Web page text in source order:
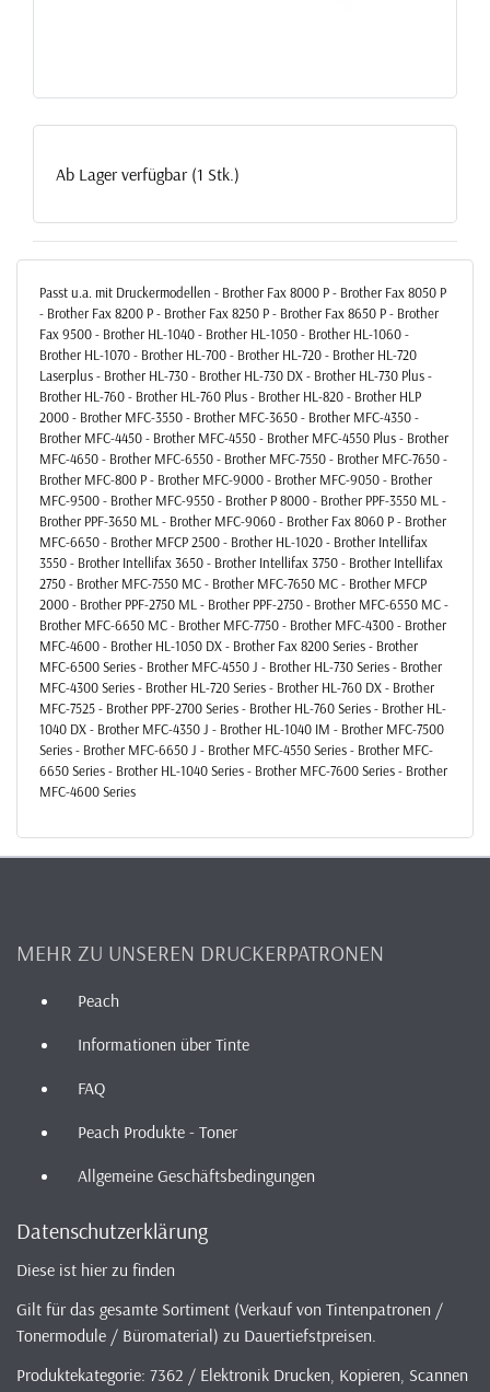
Ab Lager verfügbar (1 Stk.)
Passt u.a. mit Druckermodellen - Brother Fax 8000 P - Brother Fax 8050 P
- Brother Fax 8200 P - Brother Fax 8250 P - Brother Fax 8650 P - Brother
Fax 9500 - Brother HL-1040 - Brother HL-1050 - Brother HL-1060 -
Brother HL-1070 - Brother HL-700 - Brother HL-720 - Brother HL-720
Laserplus - Brother HL-730 - Brother HL-730 DX - Brother HL-730 Plus -
Brother HL-760 - Brother HL-760 Plus - Brother HL-820 - Brother HLP
2000 - Brother MFC-3550 - Brother MFC-3650 - Brother MFC-4350 -
Brother MFC-4450 - Brother MFC-4550 - Brother MFC-4550 Plus - Brother
MFC-4650 - Brother MFC-6550 - Brother MFC-7550 - Brother MFC-7650 -
Brother MFC-800 P - Brother MFC-9000 - Brother MFC-9050 - Brother
MFC-9500 - Brother MFC-9550 - Brother P 8000 - Brother PPF-3550 ML -
Brother PPF-3650 ML - Brother MFC-9060 - Brother Fax 8060 P - Brother
MFC-6650 - Brother MFCP 2500 - Brother HL-1020 - Brother Intellifax
3550 - Brother Intellifax 3650 - Brother Intellifax 3750 - Brother Intellifax
2750 - Brother MFC-7550 MC - Brother MFC-7650 MC - Brother MFCP
2000 - Brother PPF-2750 ML - Brother PPF-2750 - Brother MFC-6550 MC -
Brother MFC-6650 MC - Brother MFC-7750 - Brother MFC-4300 - Brother
MFC-4600 - Brother HL-1050 DX - Brother Fax 8200 Series - Brother
MFC-6500 Series - Brother MFC-4550 J - Brother HL-730 Series - Brother
MFC-4300 Series - Brother HL-720 Series - Brother HL-760 DX - Brother
MFC-7525 - Brother PPF-2700 Series - Brother HL-760 Series - Brother HL-
1040 DX - Brother MFC-4350 J - Brother HL-1040 IM - Brother MFC-7500
Series - Brother MFC-6650 J - Brother MFC-4550 Series - Brother MFC-
6650 Series - Brother HL-1040 Series - Brother MFC-7600 Series - Brother
MFC-4600 Series
MEHR ZU UNSEREN DRUCKERPATRONEN
Peach
Informationen über Tinte
FAQ
Peach Produkte - Toner
Allgemeine Geschäftsbedingungen
Datenschutzerklärung
Diese ist hier zu finden
Gilt für das gesamte Sortiment (Verkauf von Tintenpatronen /
Tonermodule / Büromaterial) zu Dauertiefstpreisen.
Produktekategorie: 7362 / Elektronik Drucken, Kopieren, Scannen